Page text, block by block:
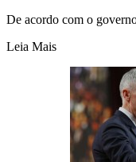
De acordo com o
Leia Mais